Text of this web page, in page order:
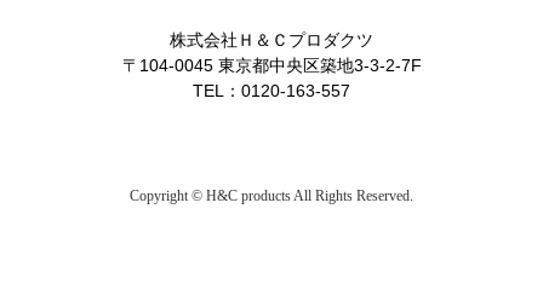
株式会社Ｈ＆Ｃプロダクツ
〒104-0045 東京都中央区築地3-3-2-7F
TEL：0120-163-557
Copyright © H&C products All Rights Reserved.